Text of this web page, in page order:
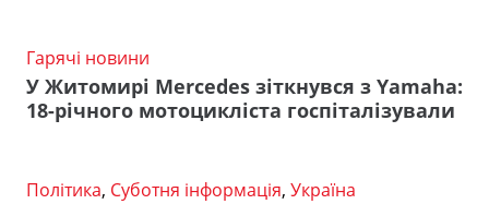
Гарячі новини
У Житомирі Mercedes зіткнувся з Yamaha:
18-річного мотоцикліста госпіталізували
Політика, Суботня інформація, Україна